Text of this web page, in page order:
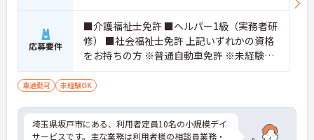
【自分らしいスタイルを大切にしながら、無理のな
いペースで働けます】
・清潔感と節度があれば髪色やネイルなどの制限が
ないため、ご自身の個性を尊重した働き方を叶えら
・月平均残業時間が少なく、年間17日のリフレッシ
ュ休暇も取得できる環境で、心身のゆとりを維持で
【手厚い資格取得支援や継続雇用制度で、将来の安
応募要件
■介護福祉士免許 ■ヘルパー1級（実務者研
修） ■社会福祉士免許 上記いずれかの資格
をお持ちの方 ※普通自動車免許 ※未経験
可・新卒可・ブランク可 ※現場経験があれ
ば年数は問いません。
車通勤可 未経験OK
埼玉県坂戸市にある、利用者定員10名の小規模デイ
サービスです。主な業務は利用者様の相談員業務・